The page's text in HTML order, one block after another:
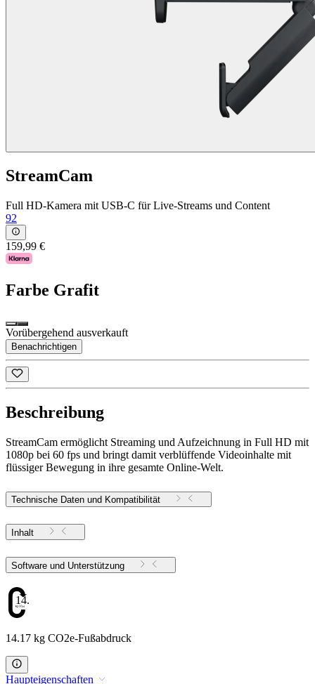
StreamCam
Full HD-Kamera mit USB-C für Live-Streams und Content
92
159,99 €
Farbe Grafit
Vorübergehend ausverkauft
Benachrichtigen
Beschreibung
StreamCam ermöglicht Streaming und Aufzeichnung in Full HD mit
1080p bei 60 fps und bringt damit verblüffende Videoinhalte mit
flüssiger Bewegung in ihre gesamte Online-Welt.
Technische Daten und Kompatibilität
Inhalt
Software und Unterstützung
14.17
14.17 kg CO2e-Fußabdruck
Haupteigenschaften